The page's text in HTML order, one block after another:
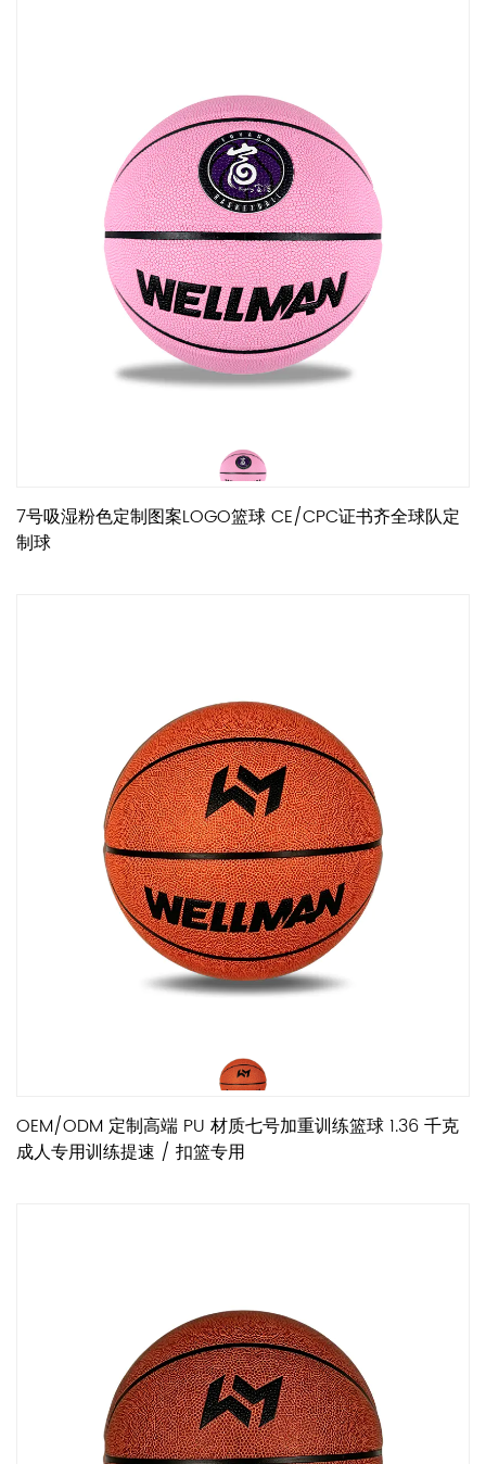
7号吸湿粉色定制图案LOGO篮球 CE/CPC证书齐全球队定
制球
OEM/ODM 定制高端 PU 材质七号加重训练篮球 1.36 千克
成人专用训练提速 / 扣篮专用